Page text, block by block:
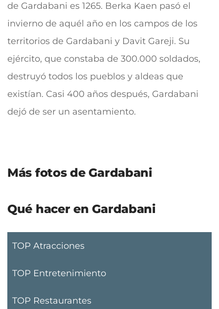
de Gardabani es 1265. Berka Kaen pasó el
invierno de aquél año en los campos de los
territorios de Gardabani y Davit Gareji. Su
ejército, que constaba de 300.000 soldados,
destruyó todos los pueblos y aldeas que
existían. Casi 400 años después, Gardabani
dejó de ser un asentamiento.
Más fotos de Gardabani
Qué hacer en Gardabani
TOP Atracciones
TOP Entretenimiento
TOP Restaurantes